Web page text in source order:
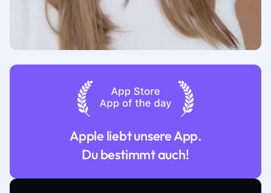
Apple liebt unsere App.
Du bestimmt auch!